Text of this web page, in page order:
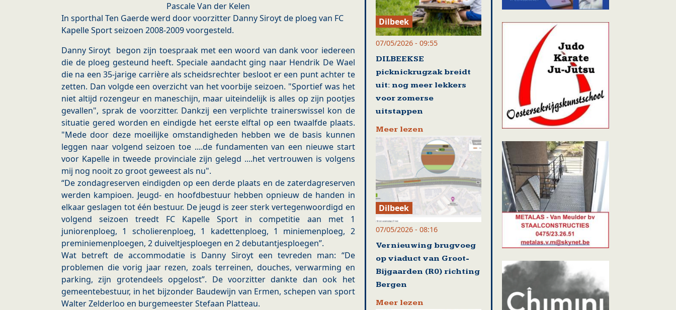
Pascale Van der Kelen
In sporthal Ten Gaerde werd door voorzitter Danny Siroyt de ploeg van FC
Kapelle Sport seizoen 2008-2009 voorgesteld.
Danny Siroyt begon zijn toespraak met een woord van dank voor iedereen
die de ploeg gesteund heeft. Speciale aandacht ging naar Hendrik De Wael
die na een 35-jarige carrière als scheidsrechter besloot er een punt achter te
zetten. Dan volgde een overzicht van het voorbije seizoen. "Sportief was het
niet altijd rozengeur en maneschijn, maar uiteindelijk is alles op zijn pootjes
gevallen", sprak de voorzitter. Dankzij een verplichte trainerswissel kon de
situatie gered worden en eindigde het eerste elftal op een twaalfde plaats.
"Mede door deze moeilijke omstandigheden hebben we de basis kunnen
leggen naar volgend seizoen toe ....de fundamenten van een nieuwe start
voor Kapelle in tweede provinciale zijn gelegd ....het vertrouwen is volgens
mij nog nooit zo groot geweest als nu".
“De zondagreserven eindigden op een derde plaats en de zaterdagreserven
werden kampioen. Jeugd- en hoofdbestuur hebben opnieuw de handen in
elkaar geslagen tot één bestuur. De jeugd is zeer sterk vertegenwoordigd en
volgend seizoen treedt FC Kapelle Sport in competitie aan met 1
juniorenploeg, 1 scholierenploeg, 1 kadettenploeg, 1 miniemenploeg, 2
preminiemenploegen, 2 duiveltjesploegen en 2 debutantjesploegen”.
Wat betreft de accommodatie is Danny Siroyt een tevreden man: “De
problemen die vorig jaar rezen, zoals terreinen, douches, verwarming en
parking, zijn grotendeels opgelost”. De voorzitter dankte dan ook het
gemeentebestuur, in het bijzonder Baudewijn van Ermen, schepen van sport
Walter Zelderloo en burgemeester Stefaan Platteau.
Dilbeek
07/05/2026 - 09:55
DILBEEKSE
picknickrugzak breidt
uit: nog meer lekkers
voor zomerse
uitstappen
Meer lezen
Dilbeek
07/05/2026 - 08:16
Vernieuwing brugvoeg
op viaduct van Groot-
Bijgaarden (R0) richting
Bergen
Meer lezen